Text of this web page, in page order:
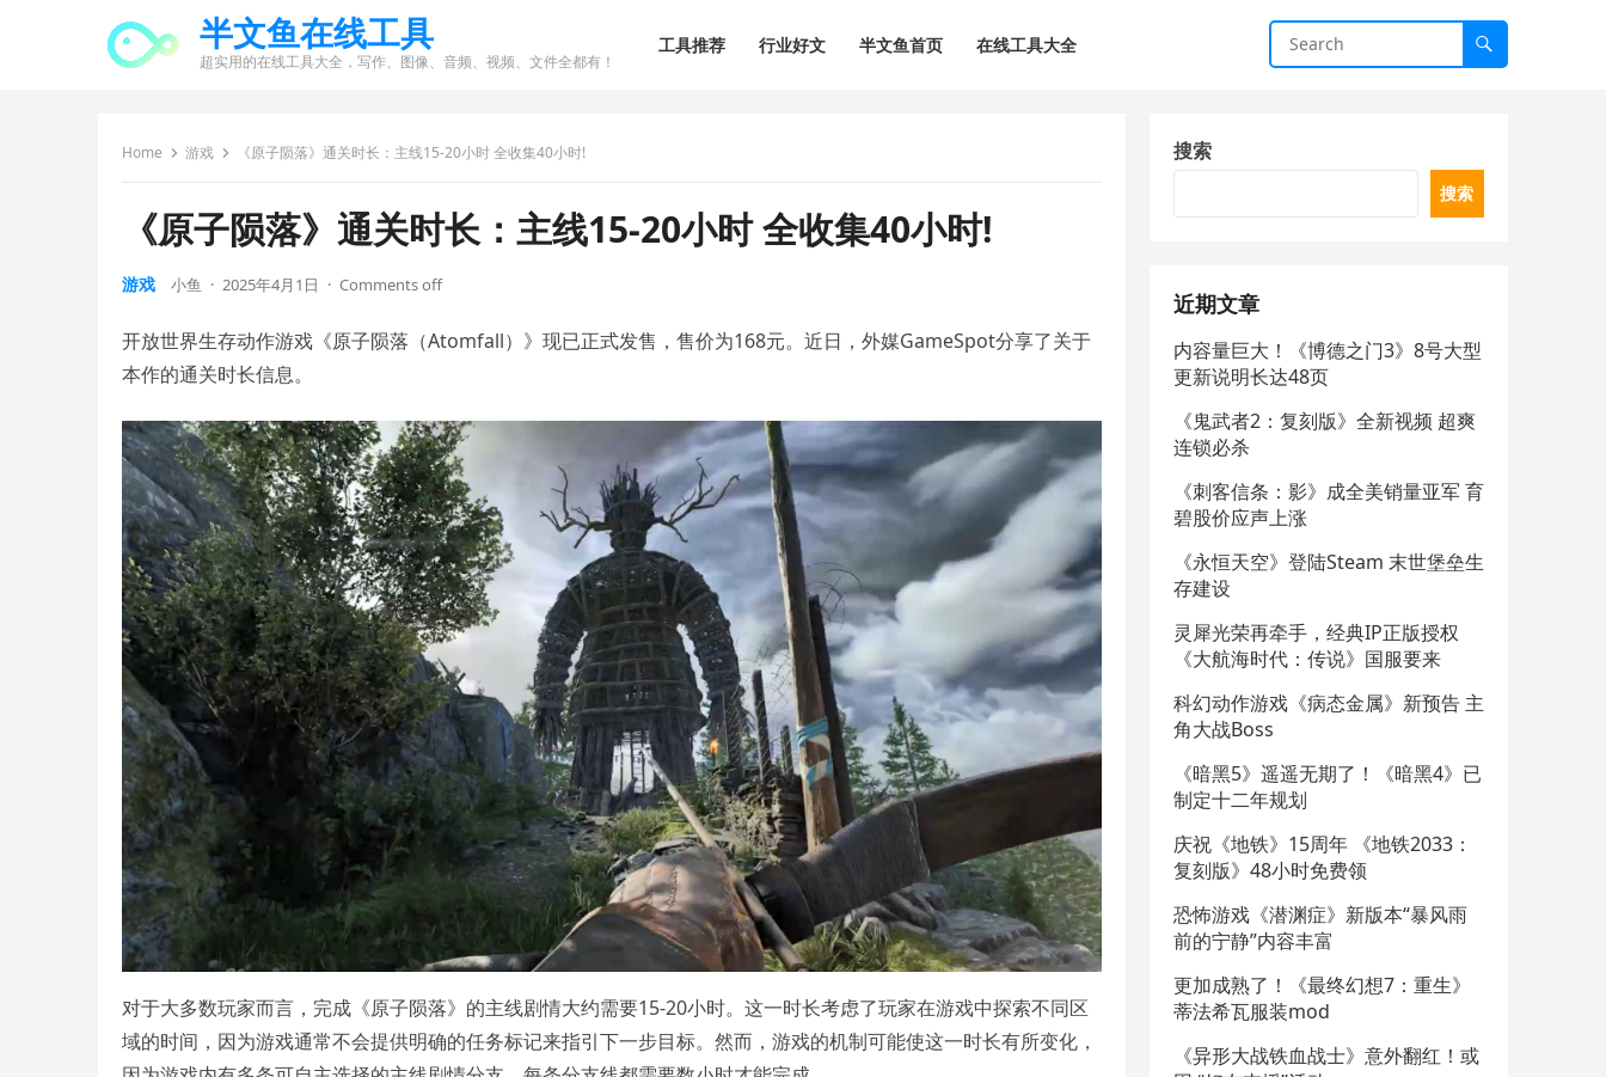
半文鱼在线工具
超实用的在线工具大全，写作、图像、音频、视频、文件全都有！
工具推荐 行业好文 半文鱼首页 在线工具大全
Home 游戏 《原子陨落》通关时长：主线15-20小时 全收集40小时!
《原子陨落》通关时长：主线15-20小时 全收集40小时!
游戏 小鱼 · 2025年4月1日 · Comments off
开放世界生存动作游戏《原子陨落（Atomfall）》现已正式发售，售价为168元。近日，外媒GameSpot分享了关于
本作的通关时长信息。
对于大多数玩家而言，完成《原子陨落》的主线剧情大约需要15-20小时。这一时长考虑了玩家在游戏中探索不同区
域的时间，因为游戏通常不会提供明确的任务标记来指引下一步目标。然而，游戏的机制可能使这一时长有所变化，
搜索
搜索
近期文章
内容量巨大！《博德之门3》8号大型
更新说明长达48页
《鬼武者2：复刻版》全新视频 超爽
连锁必杀
《刺客信条：影》成全美销量亚军 育
碧股价应声上涨
《永恒天空》登陆Steam 末世堡垒生
存建设
灵犀光荣再牵手，经典IP正版授权
《大航海时代：传说》国服要来
科幻动作游戏《病态金属》新预告 主
角大战Boss
《暗黑5》遥遥无期了！《暗黑4》已
制定十二年规划
庆祝《地铁》15周年 《地铁2033：
复刻版》48小时免费领
恐怖游戏《潜渊症》新版本“暴风雨
前的宁静”内容丰富
更加成熟了！《最终幻想7：重生》
蒂法希瓦服装mod
《异形大战铁血战士》意外翻红！或